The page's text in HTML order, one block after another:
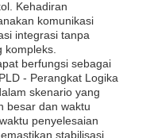
Kehadiran
komunikasi
integrasi tanpa
kompleks.
berfungsi sebagai
- Perangkat Logika
skenario yang
besar dan waktu
penyelesaian
stabilisasi